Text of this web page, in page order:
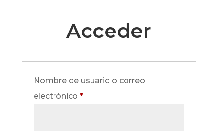
Acceder
Nombre de usuario o correo
electrónico *Obligatorio